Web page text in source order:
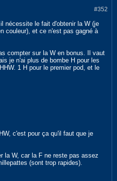
#352
nécessite le fait d'obtenir la W (je
couleur), et ce n'est pas gagné à
compter sur la W en bonus. Il vaut
je n'ai plus de bombe H pour les
1 H pour le premier pod, et le
c'est pour ça qu'il faut que je
la W, car la F ne reste pas assez
(sont trop rapides).